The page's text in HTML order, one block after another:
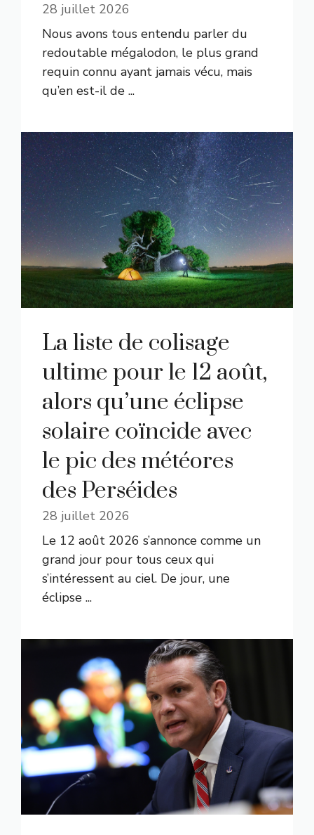
28 juillet 2026
Nous avons tous entendu parler du
redoutable mégalodon, le plus grand
requin connu ayant jamais vécu, mais
qu’en est-il de ...
La liste de colisage
ultime pour le 12 août,
alors qu’une éclipse
solaire coïncide avec
le pic des météores
des Perséides
28 juillet 2026
Le 12 août 2026 s’annonce comme un
grand jour pour tous ceux qui
s’intéressent au ciel. De jour, une
éclipse ...